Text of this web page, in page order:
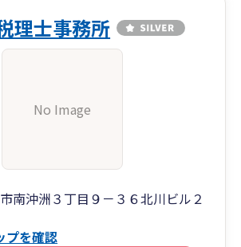
理士事務所
No Image
南沖洲３丁目９－３６北川ビル２
プを確認